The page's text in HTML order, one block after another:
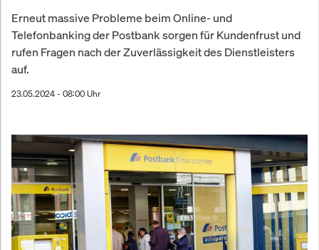
Erneut massive Probleme beim Online- und
Telefonbanking der Postbank sorgen für Kundenfrust und
rufen Fragen nach der Zuverlässigkeit des Dienstleisters
auf.
23.05.2024 - 08:00 Uhr